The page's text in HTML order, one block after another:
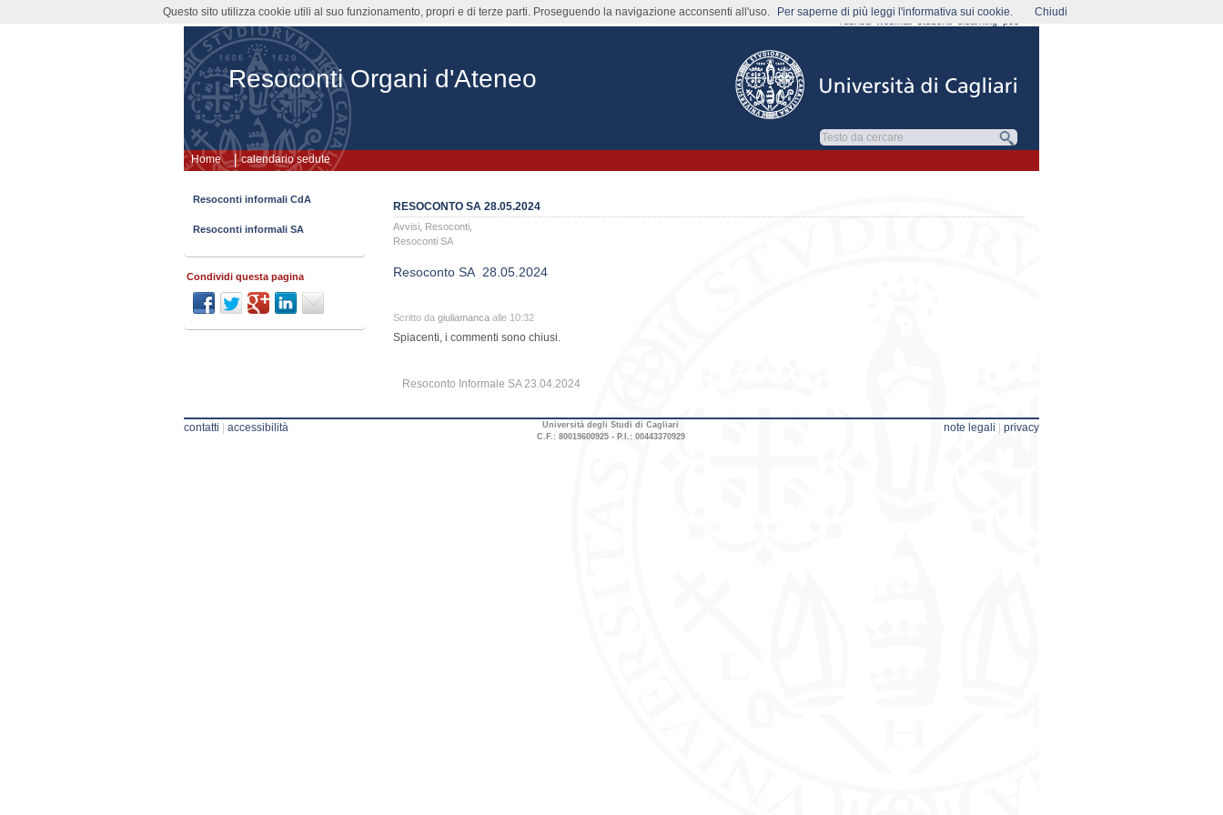
Resoconti Organi d'Ateneo
Home
rubrica webmail
calendario sedute
RESOCONTO SA 28.05.2024
Avvisi Resoconti
Resoconti SA
Resoconto SA 28.05.2024
Scritto da giuliamanca alle 10:32
Spiacenti, i commenti sono chiusi.
Resoconto Informale SA 23.04.2024
Resoconti informali CdA
Resoconti informali SA
Condividi questa pagina
contatti | accessibilità
Università degli Studi di Cagliari
C.F.: 80019600925 - P.I.: 00443370929
note legali | privacy
Questo sito utilizza cookie utili al suo funzionamento, propri e di terze parti. Proseguendo la navigazione acconsenti all'uso. Per saperne di più leggi l'informativa sui cookie. Chiudi